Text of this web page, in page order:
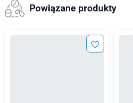
Powiązane produkty